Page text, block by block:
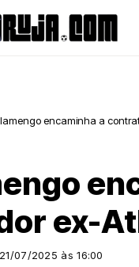
encaminha a
ex-
21/07/2025 às 16:00